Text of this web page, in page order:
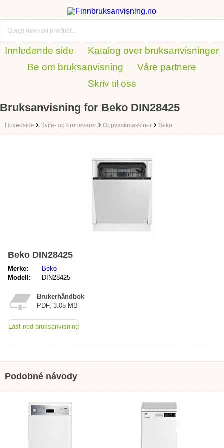
Innledende side
Katalog over bruksanvisninger
Be om bruksanvisning
Våre partnere
Skriv til oss
Bruksanvisning for Beko DIN28425
Hovedside › Hvite- og brunevarer › Oppvaskmaskiner › Beko
Beko DIN28425
Merke:
Beko
Modell:
DIN28425
Brukerhåndbok
PDF, 3.05 MB
Last ned bruksanvisning
Podobné návody